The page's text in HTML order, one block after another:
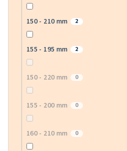
150 - 210 mm 2
155 - 195 mm 2
150 - 220 mm 0
155 - 200 mm 0
160 - 210 mm 0